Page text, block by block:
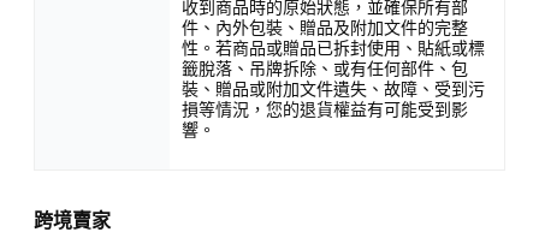
收到商品時的原始狀態，並確保所有部
件、內外包裝、贈品及附加文件的完整
性。若商品或贈品已拆封使用、貼紙或標
籤脫落、吊牌拆除、或有任何部件、包
裝、贈品或附加文件遺失、故障、受到污
損等情況，您的退貨權益有可能受到影
響。
跨境賣家